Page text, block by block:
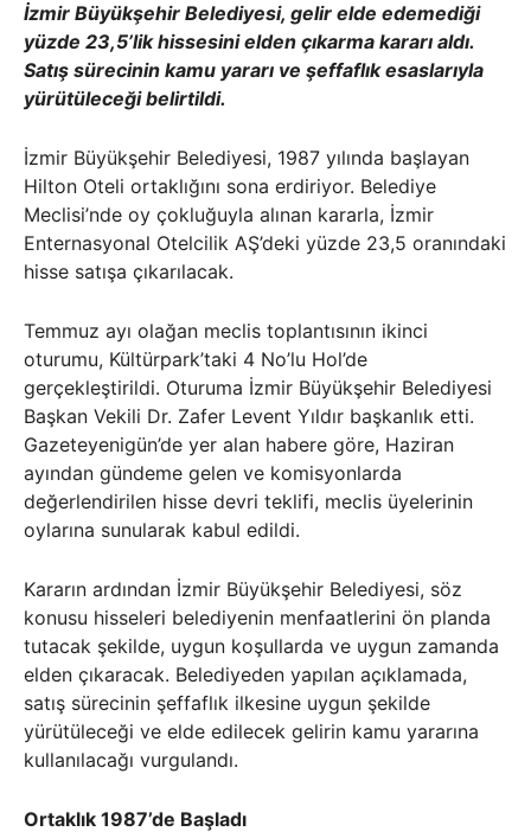
İzmir Büyükşehir Belediyesi, gelir elde edemediği
yüzde 23,5’lik hissesini elden çıkarma kararı aldı.
Satış sürecinin kamu yararı ve şeffaflık esaslarıyla
yürütüleceği belirtildi.
İzmir Büyükşehir Belediyesi, 1987 yılında başlayan
Hilton Oteli ortaklığını sona erdiriyor. Belediye
Meclisi’nde oy çokluğuyla alınan kararla, İzmir
Enternasyonal Otelcilik AŞ’deki yüzde 23,5 oranındaki
hisse satışa çıkarılacak.
Temmuz ayı olağan meclis toplantısının ikinci
oturumu, Kültürpark’taki 4 No’lu Hol’de
gerçekleştirildi. Oturuma İzmir Büyükşehir Belediyesi
Başkan Vekili Dr. Zafer Levent Yıldır başkanlık etti.
Gazeteyenigün’de yer alan habere göre, Haziran
ayından gündeme gelen ve komisyonlarda
değerlendirilen hisse devri teklifi, meclis üyelerinin
oylarına sunularak kabul edildi.
Kararın ardından İzmir Büyükşehir Belediyesi, söz
konusu hisseleri belediyenin menfaatlerini ön planda
tutacak şekilde, uygun koşullarda ve uygun zamanda
elden çıkaracak. Belediyeden yapılan açıklamada,
satış sürecinin şeffaflık ilkesine uygun şekilde
yürütüleceği ve elde edilecek gelirin kamu yararına
kullanılacağı vurgulandı.
Ortaklık 1987’de Başladı